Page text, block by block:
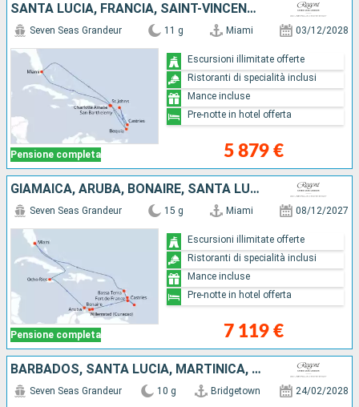
SANTA LUCIA, FRANCIA, SAINT-VINCENT E LE GRENADINE, STATI UNITI
Pensione completa
Seven Seas Grandeur 11 g Miami 03/12/2028
5 879 €
Escursioni illimitate offerte
Ristoranti di specialità inclusi
Mance incluse
Pre-notte in hotel offerta
GIAMAICA, ARUBA, BONAIRE, SANTA LUCIA, BARBADOS, MARTINICA, GUADALUPA, STATI UNITI
Pensione completa
Seven Seas Grandeur 15 g Miami 08/12/2027
7 119 €
Escursioni illimitate offerte
Ristoranti di specialità inclusi
Mance incluse
Pre-notte in hotel offerta
BARBADOS, SANTA LUCIA, MARTINICA, DOMINICA, GUADALUPA, FRANCIA, SAINT MARTIN, STATI UNITI
Seven Seas Grandeur 10 g Bridgetown 24/02/2028